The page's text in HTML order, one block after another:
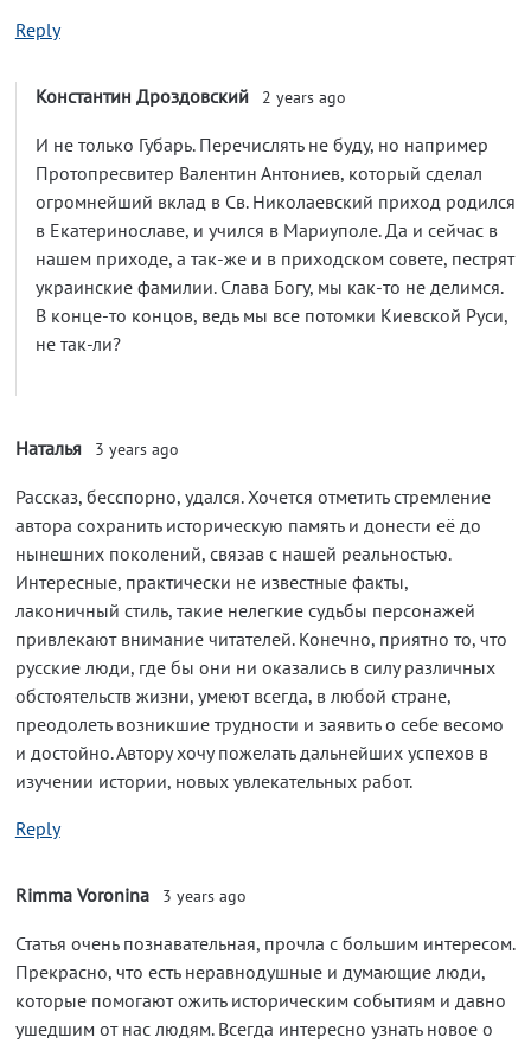
Reply
Константин Дроздовский 2 years ago
И не только Губарь. Перечислять не буду, но например
Протопресвитер Валентин Антониев, который сделал
огромнейший вклад в Св. Николаевский приход родился
в Екатеринославе, и учился в Мариуполе. Да и сейчас в
нашем приходе, а так-же и в приходском совете, пестрят
украинские фамилии. Слава Богу, мы как-то не делимся.
В конце-то концов, ведь мы все потомки Киевской Руси,
не так-ли?
Наталья 3 years ago
Рассказ, бесспорно, удался. Хочется отметить стремление
автора сохранить историческую память и донести её до
нынешних поколений, связав с нашей реальностью.
Интересные, практически не известные факты,
лаконичный стиль, такие нелегкие судьбы персонажей
привлекают внимание читателей. Конечно, приятно то, что
русские люди, где бы они ни оказались в силу различных
обстоятельств жизни, умеют всегда, в любой стране,
преодолеть возникшие трудности и заявить о себе весомо
и достойно. Автору хочу пожелать дальнейших успехов в
изучении истории, новых увлекательных работ.
Reply
Rimma Voronina 3 years ago
Статья очень познавательная, прочла с большим интересом.
Прекрасно, что есть неравнодушные и думающие люди,
которые помогают ожить историческим событиям и давно
ушедшим от нас людям. Всегда интересно узнать новое о